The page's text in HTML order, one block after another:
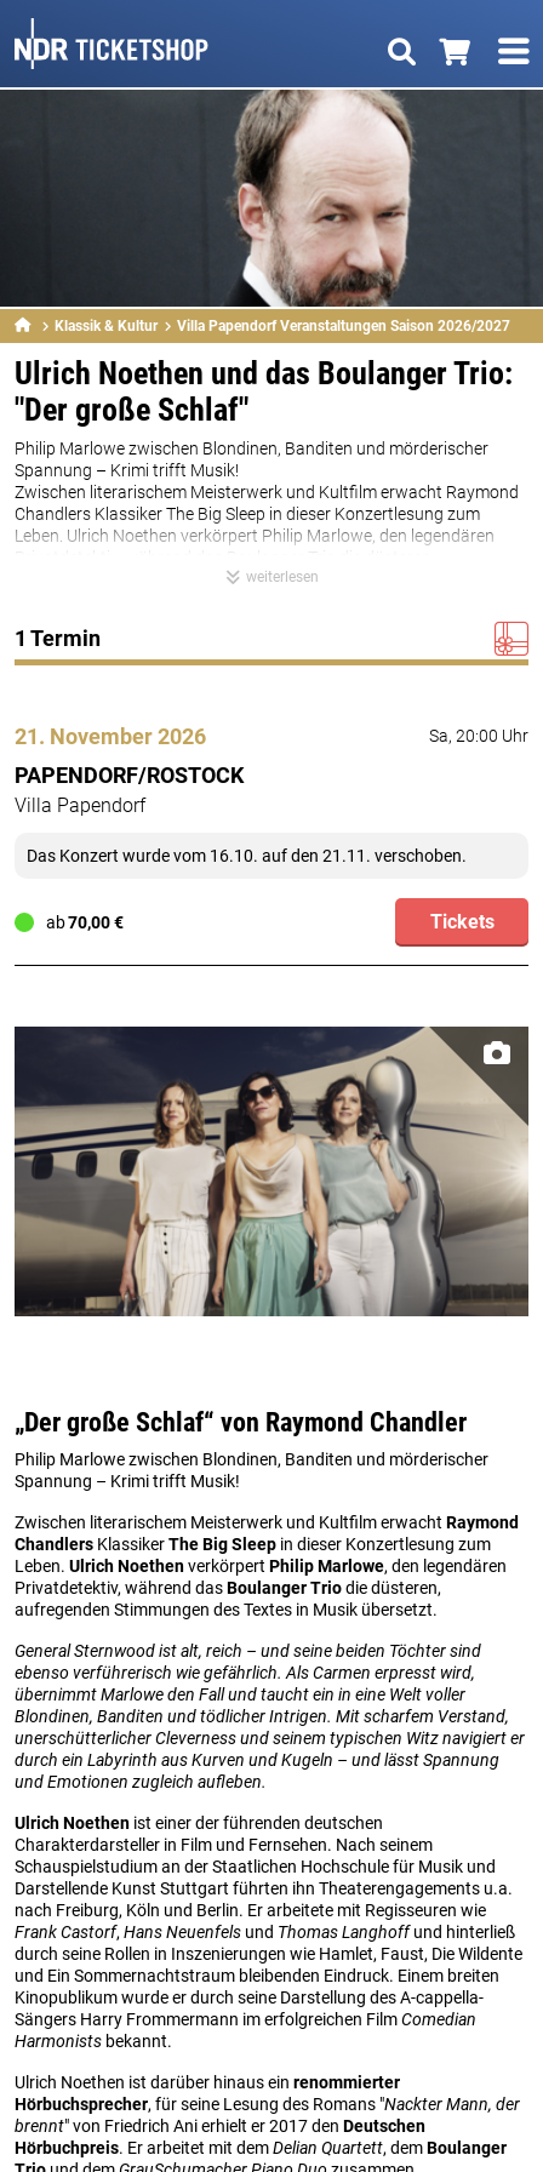
Klassik & Kultur Villa Papendorf Veranstaltungen Saison 2026/2027
Ulrich Noethen und das Boulanger Trio:
"Der große Schlaf"
Philip Marlowe zwischen Blondinen, Banditen und mörderischer
Spannung – Krimi trifft Musik!
Zwischen literarischem Meisterwerk und Kultfilm erwacht Raymond
Chandlers Klassiker The Big Sleep in dieser Konzertlesung zum
Leben. Ulrich Noethen verkörpert Philip Marlowe, den legendären
aufregenden Stimmungen des Textes in Musik übersetzt.
weiterlesen
1 Termin
21. November 2026 Sa, 20:00 Uhr
PAPENDORF/ROSTOCK
Villa Papendorf
Das Konzert wurde vom 16.10. auf den 21.11. verschoben.
ab70,00 € Tickets
„Der große Schlaf“ von Raymond Chandler
Philip Marlowe zwischen Blondinen, Banditen und mörderischer
Spannung – Krimi trifft Musik!
Zwischen literarischem Meisterwerk und Kultfilm erwacht Raymond
Chandlers KlassikerThe Big Sleep in dieser Konzertlesung zum
Leben. Ulrich Noethenverkörpert Philip Marlowe, den legendären
Privatdetektiv, während dasBoulanger Triodie düsteren,
aufregenden Stimmungen des Textes in Musik übersetzt.
General Sternwood ist alt, reich – und seine beiden Töchter sind
ebenso verführerisch wie gefährlich. Als Carmen erpresst wird,
übernimmt Marlowe den Fall und taucht ein in eine Welt voller
Blondinen, Banditen und tödlicher Intrigen. Mit scharfem Verstand,
unerschütterlicher Cleverness und seinem typischen Witz navigiert er
durch ein Labyrinth aus Kurven und Kugeln – und lässt Spannung
und Emotionen zugleich aufleben.
Ulrich Noethen ist einer der führenden deutschen
Charakterdarsteller in Film und Fernsehen. Nach seinem
Schauspielstudium an der Staatlichen Hochschule für Musik und
Darstellende Kunst Stuttgart führten ihn Theaterengagements u.a.
nach Freiburg, Köln und Berlin. Er arbeitete mit Regisseuren wie
Frank Castorf, Hans Neuenfels und Thomas Langhoffund hinterließ
durch seine Rollen in Inszenierungen wie Hamlet, Faust, Die Wildente
und Ein Sommernachtstraum bleibenden Eindruck. Einem breiten
Kinopublikum wurde er durch seine Darstellung des A-cappella-
Sängers Harry Frommermann im erfolgreichen FilmComedian
Harmonists bekannt.
Ulrich Noethen ist darüber hinaus ein renommierter
Hörbuchsprecher, für seine Lesung des Romans "Nackter Mann, der
brennt" von Friedrich Ani erhielt er 2017 den Deutschen
Hörbuchpreis. Er arbeitet mit demDelian Quartett, demBoulanger